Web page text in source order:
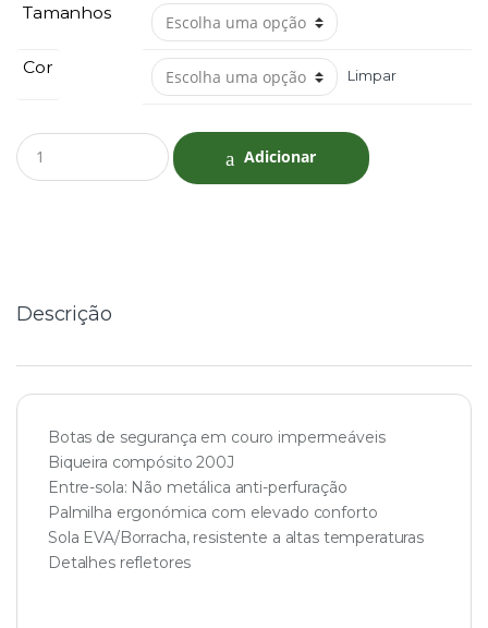
Tamanhos
Cor Limpar
Q
u
Adicionar
Descrição
Botas de segurança em couro impermeáveis
Biqueira compósito 200J
Entre-sola: Não metálica anti-perfuração
Palmilha ergonómica com elevado conforto
Sola EVA/Borracha, resistente a altas temperaturas
Detalhes refletores